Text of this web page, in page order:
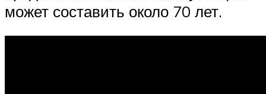
может составить около 70 лет.